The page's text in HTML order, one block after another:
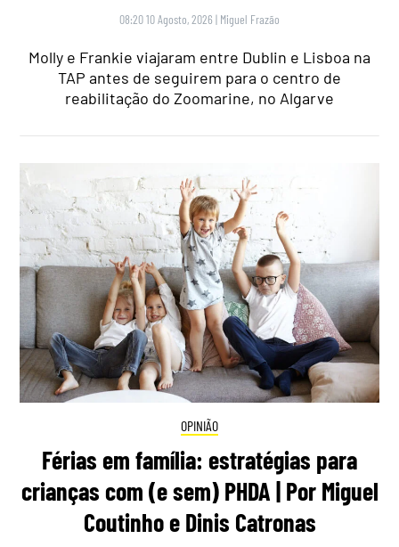
08:20 10 Agosto, 2026 | Miguel Frazão
Molly e Frankie viajaram entre Dublin e Lisboa na
TAP antes de seguirem para o centro de
reabilitação do Zoomarine, no Algarve
OPINIÃO
Férias em família: estratégias para
crianças com (e sem) PHDA | Por Miguel
Coutinho e Dinis Catronas